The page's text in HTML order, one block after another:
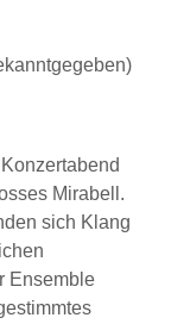
Mirabell.
sich Klang
Ensemble